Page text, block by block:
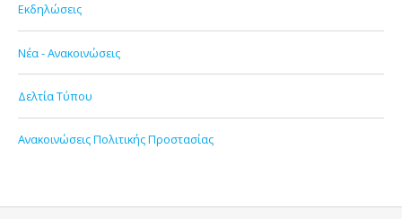
Εκδηλώσεις
Νέα - Ανακοινώσεις
Δελτία Τύπου
Ανακοινώσεις Πολιτικής Προστασίας